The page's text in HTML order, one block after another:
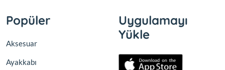
Popüler
Aksesuar
Ayakkabı
Uygulamayı
Yükle